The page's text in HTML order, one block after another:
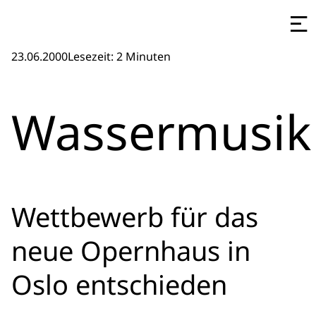
23.06.2000Lesezeit: 2 Minuten
Wassermusik
Wettbewerb für das
neue Opernhaus in
Oslo entschieden